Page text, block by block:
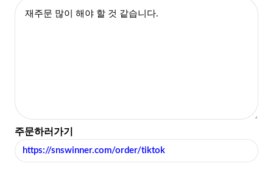
주문하러가기
https://snswinner.com/order/tiktok